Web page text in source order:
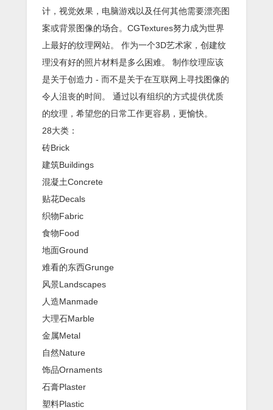
计，视觉效果，电脑游戏以及任何其他需要漂亮图
案或背景图像的场合。CGTextures努力成为世界
上最好的纹理网站。 作为一个3D艺术家，创建纹
理没有好的照片材料是多么困难。 制作纹理应该
是关于创造力 - 而不是关于在互联网上寻找图像的
令人沮丧的时间。 通过以有组织的方式提供优质
的纹理，希望您的日常工作更容易，更愉快。
28大类：
砖Brick
建筑Buildings
混凝土Concrete
贴花Decals
织物Fabric
食物Food
地面Ground
难看的东西Grunge
风景Landscapes
人造Manmade
大理石Marble
金属Metal
自然Nature
饰品Ornaments
石膏Plaster
塑料Plastic